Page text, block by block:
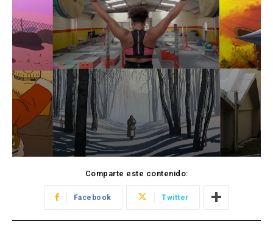
Comparte este contenido:
Facebook Twitter